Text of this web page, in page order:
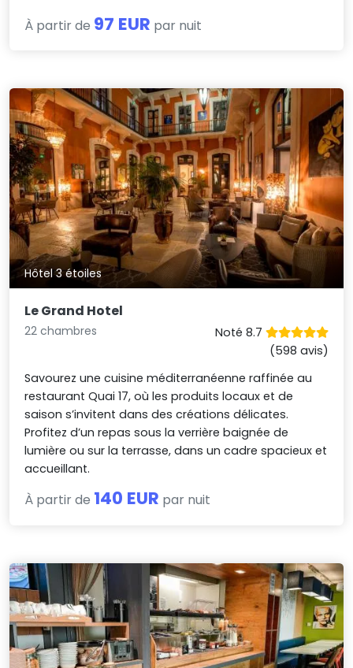
À partir de 97 EUR par nuit
Hôtel 3 étoiles
Le Grand Hotel
22 chambres
Noté 8.7
(598 avis)
Savourez une cuisine méditerranéenne raffinée au
restaurant Quai 17, où les produits locaux et de
saison s’invitent dans des créations délicates.
Profitez d’un repas sous la verrière baignée de
lumière ou sur la terrasse, dans un cadre spacieux et
accueillant.
À partir de 140 EUR par nuit